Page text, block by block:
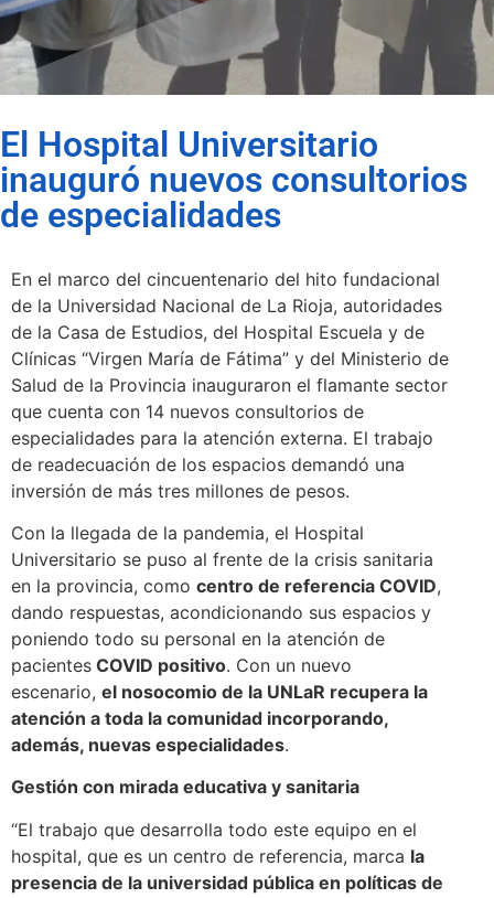
El Hospital Universitario
inauguró nuevos consultorios
de especialidades
En el marco del cincuentenario del hito fundacional
de la Universidad Nacional de La Rioja, autoridades
de la Casa de Estudios, del Hospital Escuela y de
Clínicas “Virgen María de Fátima” y del Ministerio de
Salud de la Provincia inauguraron el flamante sector
que cuenta con 14 nuevos consultorios de
especialidades para la atención externa. El trabajo
de readecuación de los espacios demandó una
inversión de más tres millones de pesos.
Con la llegada de la pandemia, el Hospital
Universitario se puso al frente de la crisis sanitaria
en la provincia, como centro de referencia COVID,
dando respuestas, acondicionando sus espacios y
poniendo todo su personal en la atención de
pacientes COVID positivo. Con un nuevo
escenario, el nosocomio de la UNLaR recupera la
atención a toda la comunidad incorporando,
además, nuevas especialidades.
Gestión con mirada educativa y sanitaria
“El trabajo que desarrolla todo este equipo en el
hospital, que es un centro de referencia, marca la
presencia de la universidad pública en políticas de